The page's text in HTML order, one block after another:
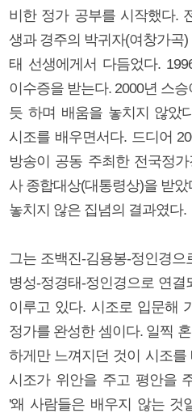
비한 정가 공부를 시작했다.
생과 경주의 박귀자(여창가곡
태 선생에게서 다듬었다.
이수증을 받는다. 2000년 스
듯 하며 배움을 놓치지 않았
시조를 배우면서다. 드디어
방송이 공동 주최한 전국정가
사 종합대상(대통령상)을 받
놓치지 않은 집념의 결과였다.
그는 조백진-김용봉-정인경
병성-정경태-정인경으로 연결
이루고 있다. 시조로 입문해
정가를 완성한 셈이다. 일찍
하게만 느껴지던 것이 시조
시조가 위안을 주고 평안을
'왜 사람들은 배우지 않는 것